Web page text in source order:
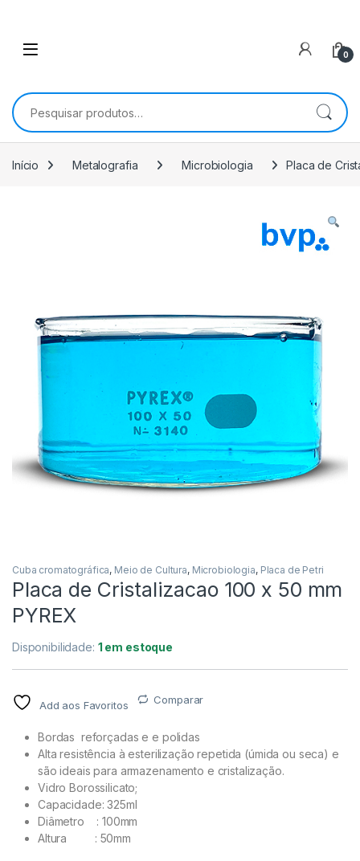
0
Pesquisar por:
Início Metalografia Microbiologia Placa de
Cuba cromatográfica, Meio de Cultura, Microbiologia, Placa de Petri
Placa de Cristalizacao 100 x 50 mm
PYREX
Disponibilidade: 1 em estoque
Add aos Favoritos Comparar
Bordas reforçadas e e polidas
Alta resistência à esterilização repetida (úmida ou seca) e
são ideais para armazenamento e cristalização.
Vidro Borossilicato;
Capacidade: 325ml
Diâmetro : 100mm
Altura : 50mm